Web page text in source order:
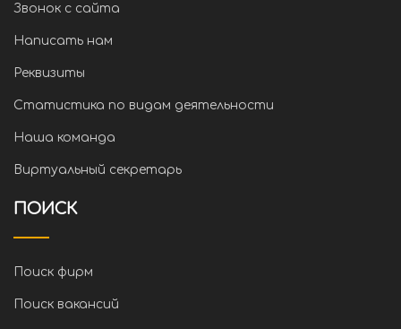
Звонок с сайта
Написать нам
Реквизиты
Статистика по видам деятельности
Наша команда
Виртуальный секретарь
ПОИСК
Поиск фирм
Поиск вакансий